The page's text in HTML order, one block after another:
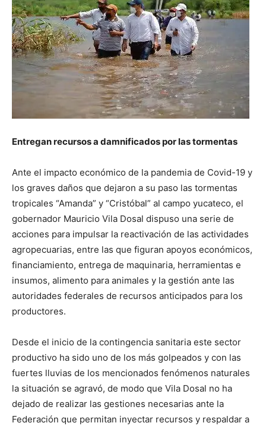
Entregan recursos a damnificados por las tormentas
Ante el impacto económico de la pandemia de Covid-19 y
los graves daños que dejaron a su paso las tormentas
tropicales “Amanda” y “Cristóbal” al campo yucateco, el
gobernador Mauricio Vila Dosal dispuso una serie de
acciones para impulsar la reactivación de las actividades
agropecuarias, entre las que figuran apoyos económicos,
financiamiento, entrega de maquinaria, herramientas e
insumos, alimento para animales y la gestión ante las
autoridades federales de recursos anticipados para los
productores.
Desde el inicio de la contingencia sanitaria este sector
productivo ha sido uno de los más golpeados y con las
fuertes lluvias de los mencionados fenómenos naturales
la situación se agravó, de modo que Vila Dosal no ha
dejado de realizar las gestiones necesarias ante la
Federación que permitan inyectar recursos y respaldar a